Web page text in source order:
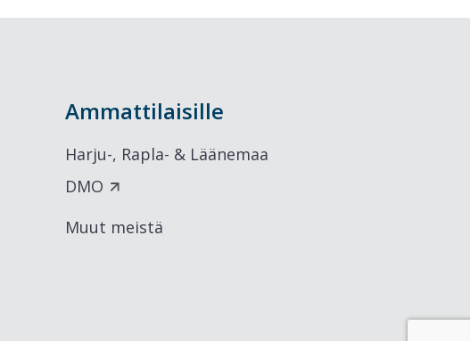
Ammattilaisille
Harju-, Rapla- & Läänemaa
DMO
Muut meistä